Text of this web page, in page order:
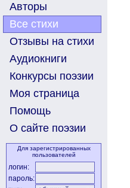
Авторы
Все стихи
Отзывы на стихи
Аудиокниги
Конкурсы поэзии
Моя страница
Помощь
О сайте поэзии
Для зарегистрированных
пользователей
логин:
пароль: